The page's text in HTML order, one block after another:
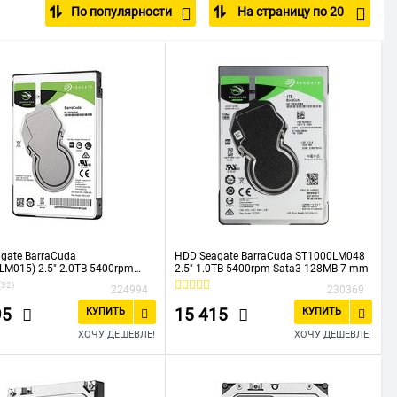
По популярности На страницу по 20
BarraCuda
2.5" 2.0TB 5400rpm
7 mm
(32) 224994
КУПИТЬ
ХОЧУ ДЕШЕВЛЕ!
HDD Seagate BarraCuda ST1000LM048
2.5" 1.0TB 5400rpm Sata3 128MB 7 mm
230369
15 415
КУПИТЬ
ХОЧУ ДЕШЕВЛЕ!